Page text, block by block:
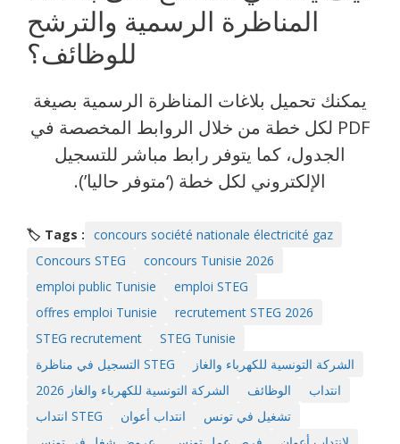
المناظرة الرسمية والترشح
للوظائف؟
يمكنك تحميل بلاغات المناظرة الرسمية بصيغة
PDF لكل خطة من خلال الروابط المخصصة في
الجدول، كما يتوفر رابط مباشر للتسجيل
الإلكتروني لكل خطة (‘متوفر حاليا’).
🏷️ Tags : concours société nationale électricité gaz
Concours STEG
concours Tunisie 2026
emploi public Tunisie
emploi STEG
offres emploi Tunisie
recrutement STEG 2026
STEG recrutement
STEG Tunisie
التسجيل في مناظرة STEG
الشركة التونسية للكهرباء والغاز
الشركة التونسية للكهرباء والغاز 2026
الوظائف
انتداب
انتداب STEG
انتداب أعوان
تشغيل في تونس